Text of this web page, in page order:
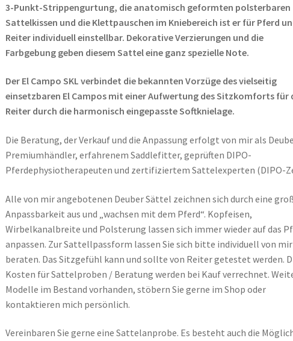
3-Punkt-Strippengurtung, die anatomisch geformten polsterbaren
Sattelkissen und die Klettpauschen im Kniebereich ist er für Pferd
Reiter individuell einstellbar. Dekorative Verzierungen und die
Farbgebung geben diesem Sattel eine ganz spezielle Note.
Der El Campo SKL verbindet die bekannten Vorzüge des vielseitig
einsetzbaren El Campos mit einer Aufwertung des Sitzkomforts für
Reiter durch die harmonisch eingepasste Softknielage.
Die Beratung, der Verkauf und die Anpassung erfolgt von mir als
Premiumhändler, erfahrenem Saddlefitter, geprüften DIPO-
Pferdephysiotherapeuten und zertifiziertem Sattelexperten (DIPO-
Alle von mir angebotenen Deuber Sättel zeichnen sich durch eine
Anpassbarkeit aus und „wachsen mit dem Pferd“. Kopfeisen,
Wirbelkanalbreite und Polsterung lassen sich immer wieder auf das
anpassen. Zur Sattellpassform lassen Sie sich bitte individuell von mir
beraten. Das Sitzgefühl kann und sollte von Reiter getestet werden.
Kosten für Sattelproben / Beratung werden bei Kauf verrechnet.
Modelle im Bestand vorhanden, stöbern Sie gerne im Shop oder
kontaktieren mich persönlich.
Vereinbaren Sie gerne eine Sattelanprobe. Es besteht auch die